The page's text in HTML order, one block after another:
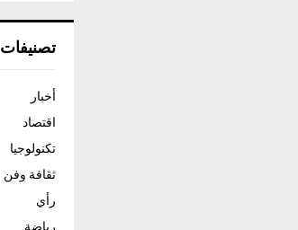
تصنيفات
أخبار
اقتصاد
تكنولوجيا
ثقافة وفن
رأي
رياضة